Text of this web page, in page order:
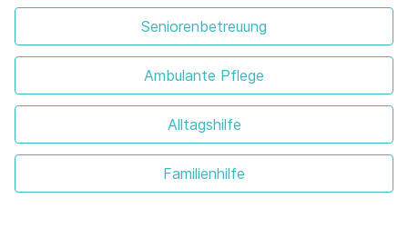
Seniorenbetreuung
Ambulante Pflege
Alltagshilfe
Familienhilfe